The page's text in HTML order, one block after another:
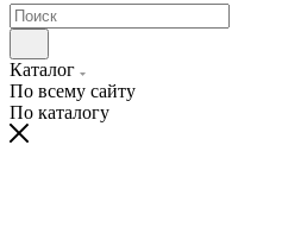
Каталог
По всему сайту
По каталогу